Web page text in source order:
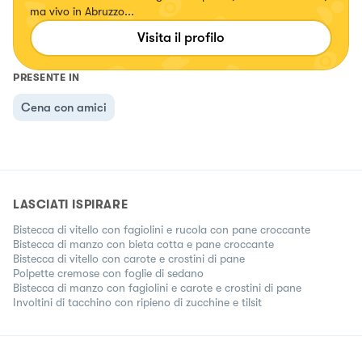
ma vivo in Abruzzo...
Visita il profilo
PRESENTE IN
Cena con amici
LASCIATI ISPIRARE
Bistecca di vitello con fagiolini e rucola con pane croccante
Bistecca di manzo con bieta cotta e pane croccante
Bistecca di vitello con carote e crostini di pane
Polpette cremose con foglie di sedano
Bistecca di manzo con fagiolini e carote e crostini di pane
Involtini di tacchino con ripieno di zucchine e tilsit